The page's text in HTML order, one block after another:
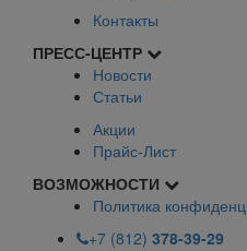
Контакты
ПРЕСС-ЦЕНТР
Новости
Статьи
Акции
Прайс-Лист
ВОЗМОЖНОСТИ
Политика
+7 (812) 378-39-29